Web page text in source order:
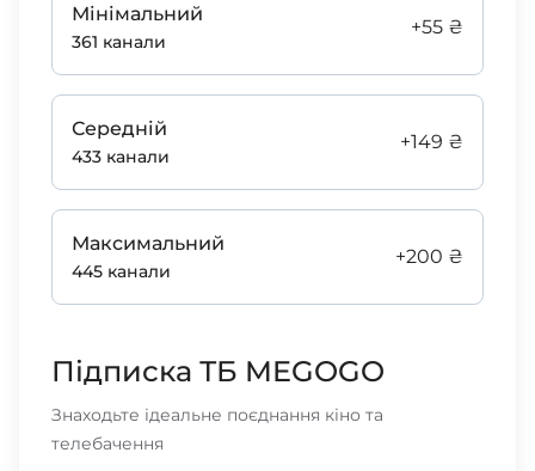
Мінімальний
361 канали
+55 ₴
Середній
433 канали
+149 ₴
Максимальний
445 канали
+200 ₴
Підписка ТБ MEGOGO
Знаходьте ідеальне поєднання кіно та
телебачення